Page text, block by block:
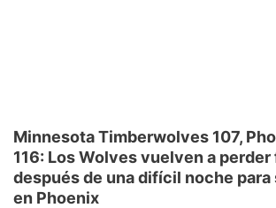
Minnesota​​ Timberwolves 107,
116: Los Wolves vuelven a perder
después de una difícil noche
en Phoenix